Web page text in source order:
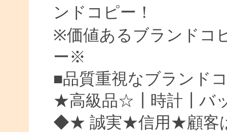
ンドコピー！
※価値あるブランドコ
ー※
■品質重視なブランド
★高級品☆┃時計┃バ
◆★ 誠実★信用★顧客